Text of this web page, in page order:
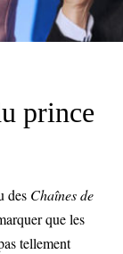
prince
des Chaînes de
que les
tellement